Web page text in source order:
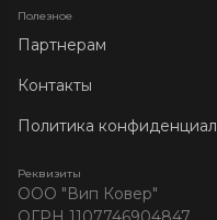
Полезное
Партнерам
Контакты
Политика
Реквизиты
ООО "Вип Ковер"